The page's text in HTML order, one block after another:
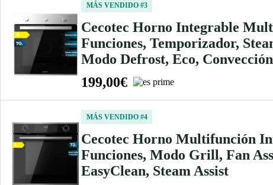
MÁS VENDIDO #3
Cecotec Horno Integrable
Funciones, Temporizador,
Modo Defrost, Eco, Convección
199,00€
MÁS VENDIDO #4
Cecotec Horno Multifunción
Funciones, Modo Grill, Fan
EasyClean, Steam Assist